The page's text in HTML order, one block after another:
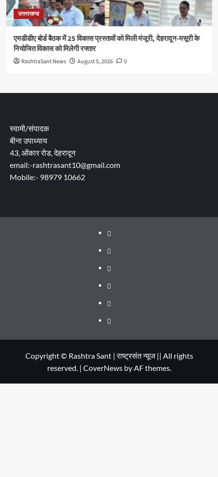
उत्तराखण्ड
एमडीडीए बोर्ड बैठक में 25 विकास प्रस्तावों को मिली मंजूरी, देहरादून-मसूरी के
नियोजित विकास को मिलेगी रफ्तार
RashtraSant News August 5, 2026 0
स्वामी/संपादक
बीना उपाध्याय
43, ओंकार रोड, देहरादून
email:-rashtrasant10@gmail.com
Mobile:- 98979 10662
About
WEB
SERIES
TO
Dehradun
Smart
City
Life
in
Dehradun
Places
to
in
Dehradun
सम्पर्क
Copyright © Rashtra Sant | राष्ट्रसंत न्यूज || All rights
reserved. | CoverNewsby AF themes.